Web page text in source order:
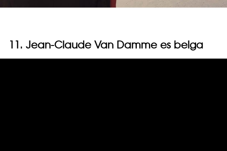
11. Jean-Claude Van Damme es belga